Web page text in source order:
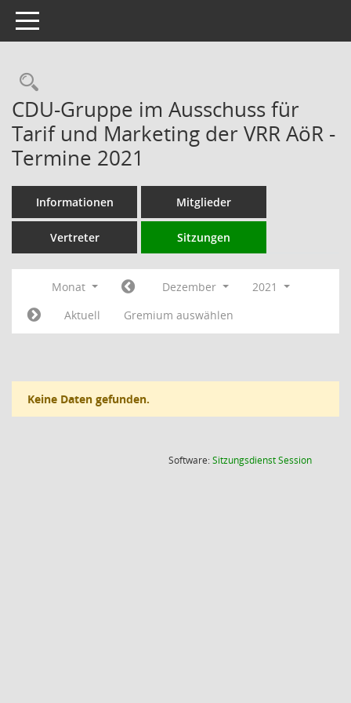
Toggle navigation
Rechercheauswahl
CDU-Gruppe im Ausschuss für
Tarif und Marketing der VRR AöR -
Termine 2021
Informationen Mitglieder
Vertreter Sitzungen
Monat Dezember
2021
Aktuell
Gremium auswählen
Keine Daten gefunden.
Software:SitzungsdienstSession(Wird in